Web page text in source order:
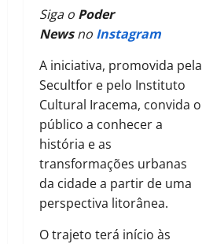
Siga o Poder
Newsno Instagram
A iniciativa, promovida pela
Secultfor e pelo Instituto
Cultural Iracema, convida o
público a conhecer a
história e as
transformações urbanas
da cidade a partir de uma
perspectiva litorânea.
O trajeto terá início às